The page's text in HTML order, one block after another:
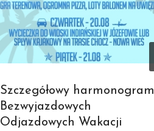
Szczegółowy harmonogram
Bezwyjazdowych
Odjazdowych Wakacji